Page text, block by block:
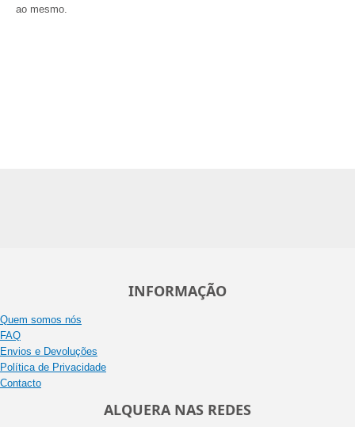
ao mesmo.
INFORMAÇÃO
Quem somos nós
FAQ
Envios e Devoluções
Política de Privacidade
Contacto
ALQUERA NAS REDES